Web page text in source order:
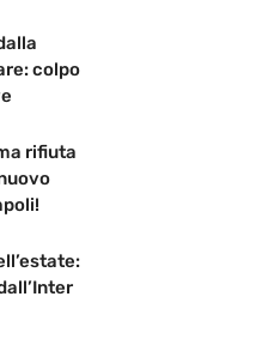
colpo
rifiuta